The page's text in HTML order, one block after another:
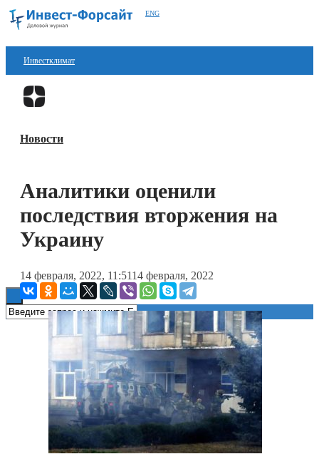
ENG
Инвестклимат
Финансы
Блокчейн
ESG
Новости
Аналитики оценили
последствия вторжения на
Украину
14 февраля, 2022, 11:5114 февраля, 2022